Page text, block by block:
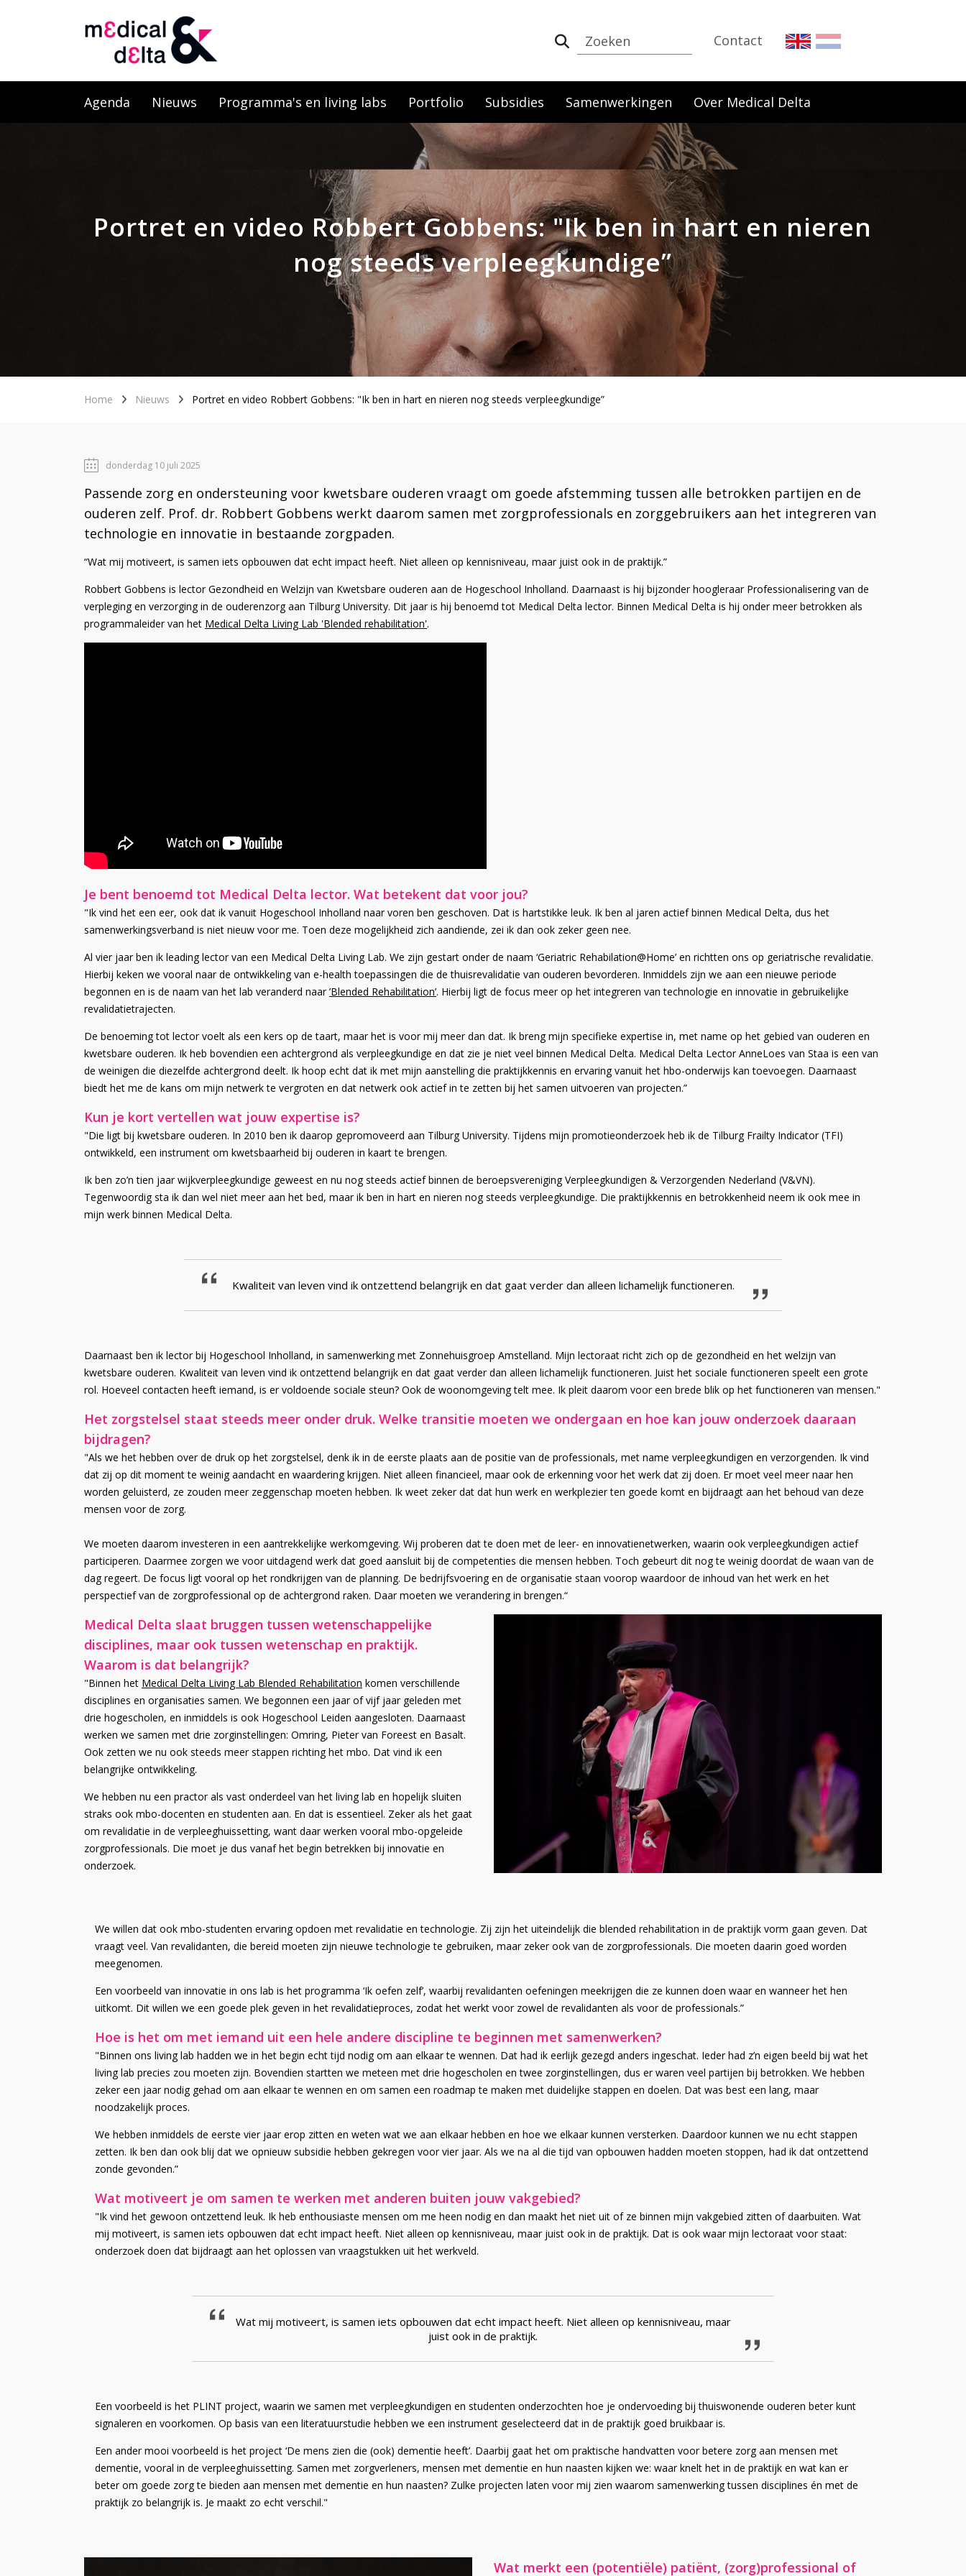
Contact
Agenda Nieuws Programma's en living labs Portfolio Subsidies Samenwerkingen Over Medical Delta
Portret en video Robbert Gobbens: "Ik ben in hart en nieren
nog steeds verpleegkundige”
Home Nieuws Portret en video Robbert Gobbens: "Ik ben in hart en nieren nog steeds verpleegkundige”
donderdag 10 juli 2025
Passende zorg en ondersteuning voor kwetsbare ouderen vraagt om goede afstemming tussen alle betrokken partijen en de
ouderen zelf. Prof. dr. Robbert Gobbens werkt daarom samen met zorgprofessionals en zorggebruikers aan het integreren van
technologie en innovatie in bestaande zorgpaden.
“Wat mij motiveert, is samen iets opbouwen dat echt impact heeft. Niet alleen op kennisniveau, maar juist ook in de praktijk.”
Robbert Gobbens is lector Gezondheid en Welzijn van Kwetsbare ouderen aan de Hogeschool Inholland. Daarnaast is hij bijzonder hoogleraar Professionalisering van de
verpleging en verzorging in de ouderenzorg aan Tilburg University. Dit jaar is hij benoemd tot Medical Delta lector. Binnen Medical Delta is hij onder meer betrokken als
programmaleider van het Medical Delta Living Lab 'Blended rehabilitation'.
Je bent benoemd tot Medical Delta lector. Wat betekent dat voor jou?
"Ik vind het een eer, ook dat ik vanuit Hogeschool Inholland naar voren ben geschoven. Dat is hartstikke leuk. Ik ben al jaren actief binnen Medical Delta, dus het
samenwerkingsverband is niet nieuw voor me. Toen deze mogelijkheid zich aandiende, zei ik dan ook zeker geen nee.
Al vier jaar ben ik leading lector van een Medical Delta Living Lab. We zijn gestart onder de naam ‘Geriatric Rehabilation@Home’ en richtten ons op geriatrische revalidatie.
Hierbij keken we vooral naar de ontwikkeling van e-health toepassingen die de thuisrevalidatie van ouderen bevorderen. Inmiddels zijn we aan een nieuwe periode
begonnen en is de naam van het lab veranderd naar’Blended Rehabilitation’. Hierbij ligt de focus meer op het integreren van technologie en innovatie in gebruikelijke
revalidatietrajecten.
De benoeming tot lector voelt als een kers op de taart, maar het is voor mij meer dan dat. Ik breng mijn specifieke expertise in, met name op het gebied van ouderen en
kwetsbare ouderen. Ik heb bovendien een achtergrond als verpleegkundige en dat zie je niet veel binnen Medical Delta. Medical Delta Lector AnneLoes van Staa is een van
de weinigen die diezelfde achtergrond deelt. Ik hoop echt dat ik met mijn aanstelling die praktijkkennis en ervaring vanuit het hbo-onderwijs kan toevoegen. Daarnaast
biedt het me de kans om mijn netwerk te vergroten en dat netwerk ook actief in te zetten bij het samen uitvoeren van projecten.”
Kun je kort vertellen wat jouw expertise is?
"Die ligt bij kwetsbare ouderen. In 2010 ben ik daarop gepromoveerd aan Tilburg University. Tijdens mijn promotieonderzoek heb ik de Tilburg Frailty Indicator (TFI)
ontwikkeld, een instrument om kwetsbaarheid bij ouderen in kaart te brengen.
Ik ben zo’n tien jaar wijkverpleegkundige geweest en nu nog steeds actief binnen de beroepsvereniging Verpleegkundigen & Verzorgenden Nederland (V&VN).
Tegenwoordig sta ik dan wel niet meer aan het bed, maar ik ben in hart en nieren nog steeds verpleegkundige. Die praktijkkennis en betrokkenheid neem ik ook mee in
mijn werk binnen Medical Delta.
Kwaliteit van leven vind ik ontzettend belangrijk en dat gaat verder dan alleen lichamelijk functioneren.
Daarnaast ben ik lector bij Hogeschool Inholland, in samenwerking met Zonnehuisgroep Amstelland. Mijn lectoraat richt zich op de gezondheid en het welzijn van
kwetsbare ouderen. Kwaliteit van leven vind ik ontzettend belangrijk en dat gaat verder dan alleen lichamelijk functioneren. Juist het sociale functioneren speelt een grote
rol. Hoeveel contacten heeft iemand, is er voldoende sociale steun? Ook de woonomgeving telt mee. Ik pleit daarom voor een brede blik op het functioneren van mensen."
Het zorgstelsel staat steeds meer onder druk. Welke transitie moeten we ondergaan en hoe kan jouw onderzoek daaraan
bijdragen?
"Als we het hebben over de druk op het zorgstelsel, denk ik in de eerste plaats aan de positie van de professionals, met name verpleegkundigen en verzorgenden. Ik vind
dat zij op dit moment te weinig aandacht en waardering krijgen. Niet alleen financieel, maar ook de erkenning voor het werk dat zij doen. Er moet veel meer naar hen
worden geluisterd, ze zouden meer zeggenschap moeten hebben. Ik weet zeker dat dat hun werk en werkplezier ten goede komt en bijdraagt aan het behoud van deze
mensen voor de zorg.
We moeten daarom investeren in een aantrekkelijke werkomgeving. Wij proberen dat te doen met de leer- en innovatienetwerken, waarin ook verpleegkundigen actief
participeren. Daarmee zorgen we voor uitdagend werk dat goed aansluit bij de competenties die mensen hebben. Toch gebeurt dit nog te weinig doordat de waan van de
dag regeert. De focus ligt vooral op het rondkrijgen van de planning. De bedrijfsvoering en de organisatie staan voorop waardoor de inhoud van het werk en het
perspectief van de zorgprofessional op de achtergrond raken. Daar moeten we verandering in brengen.“
Medical Delta slaat bruggen tussen wetenschappelijke
disciplines, maar ook tussen wetenschap en praktijk.
Waarom is dat belangrijk?
"Binnen het Medical Delta Living Lab Blended Rehabilitation komen verschillende
disciplines en organisaties samen. We begonnen een jaar of vijf jaar geleden met
drie hogescholen, en inmiddels is ook Hogeschool Leiden aangesloten. Daarnaast
werken we samen met drie zorginstellingen: Omring, Pieter van Foreest en Basalt.
Ook zetten we nu ook steeds meer stappen richting het mbo. Dat vind ik een
belangrijke ontwikkeling.
We hebben nu een practor als vast onderdeel van het living lab en hopelijk sluiten
straks ook mbo-docenten en studenten aan. En dat is essentieel. Zeker als het gaat
om revalidatie in de verpleeghuissetting, want daar werken vooral mbo-opgeleide
zorgprofessionals. Die moet je dus vanaf het begin betrekken bij innovatie en
onderzoek.
We willen dat ook mbo-studenten ervaring opdoen met revalidatie en technologie. Zij zijn het uiteindelijk die blended rehabilitation in de praktijk vorm gaan geven. Dat
vraagt veel. Van revalidanten, die bereid moeten zijn nieuwe technologie te gebruiken, maar zeker ook van de zorgprofessionals. Die moeten daarin goed worden
meegenomen.
Een voorbeeld van innovatie in ons lab is het programma ‘Ik oefen zelf’, waarbij revalidanten oefeningen meekrijgen die ze kunnen doen waar en wanneer het hen
uitkomt. Dit willen we een goede plek geven in het revalidatieproces, zodat het werkt voor zowel de revalidanten als voor de professionals.”
Hoe is het om met iemand uit een hele andere discipline te beginnen met samenwerken?
"Binnen ons living lab hadden we in het begin echt tijd nodig om aan elkaar te wennen. Dat had ik eerlijk gezegd anders ingeschat. Ieder had z’n eigen beeld bij wat het
living lab precies zou moeten zijn. Bovendien startten we meteen met drie hogescholen en twee zorginstellingen, dus er waren veel partijen bij betrokken. We hebben
zeker een jaar nodig gehad om aan elkaar te wennen en om samen een roadmap te maken met duidelijke stappen en doelen. Dat was best een lang, maar
noodzakelijk proces.
We hebben inmiddels de eerste vier jaar erop zitten en weten wat we aan elkaar hebben en hoe we elkaar kunnen versterken. Daardoor kunnen we nu echt stappen
zetten. Ik ben dan ook blij dat we opnieuw subsidie hebben gekregen voor vier jaar. Als we na al die tijd van opbouwen hadden moeten stoppen, had ik dat ontzettend
zonde gevonden.”
Wat motiveert je om samen te werken met anderen buiten jouw vakgebied?
"Ik vind het gewoon ontzettend leuk. Ik heb enthousiaste mensen om me heen nodig en dan maakt het niet uit of ze binnen mijn vakgebied zitten of daarbuiten. Wat
mij motiveert, is samen iets opbouwen dat echt impact heeft. Niet alleen op kennisniveau, maar juist ook in de praktijk. Dat is ook waar mijn lectoraat voor staat:
onderzoek doen dat bijdraagt aan het oplossen van vraagstukken uit het werkveld.
Wat mij motiveert, is samen iets opbouwen dat echt impact heeft. Niet alleen op kennisniveau, maar
juist ook in de praktijk.
Een voorbeeld is het PLINT project, waarin we samen met verpleegkundigen en studenten onderzochten hoe je ondervoeding bij thuiswonende ouderen beter kunt
signaleren en voorkomen. Op basis van een literatuurstudie hebben we een instrument geselecteerd dat in de praktijk goed bruikbaar is.
Een ander mooi voorbeeld is het project ‘De mens zien die (ook) dementie heeft’. Daarbij gaat het om praktische handvatten voor betere zorg aan mensen met
dementie, vooral in de verpleeghuissetting. Samen met zorgverleners, mensen met dementie en hun naasten kijken we: waar knelt het in de praktijk en wat kan er
beter om goede zorg te bieden aan mensen met dementie en hun naasten? Zulke projecten laten voor mij zien waarom samenwerking tussen disciplines én met de
praktijk zo belangrijk is. Je maakt zo echt verschil."
Wat merkt een (potentiële) patiënt, (zorg)professional of